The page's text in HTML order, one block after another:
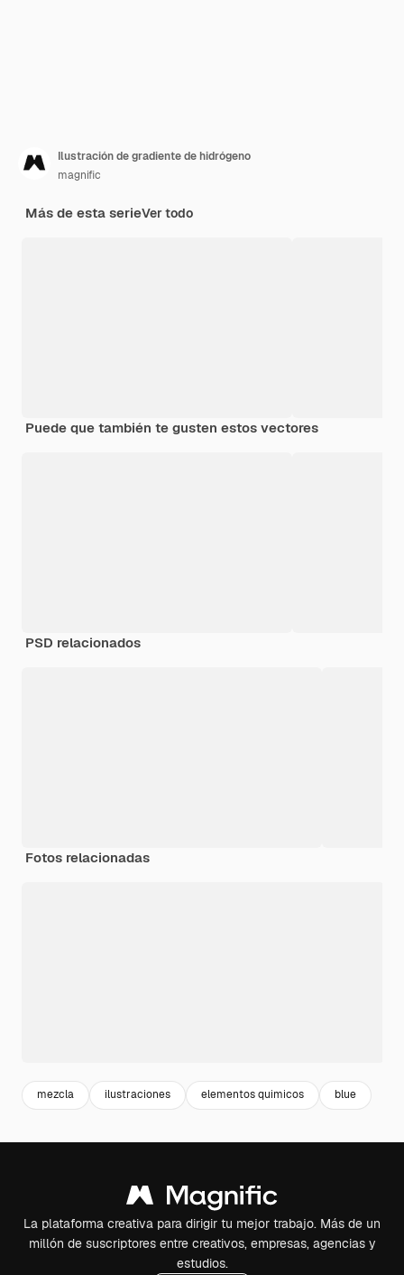
Ilustración de gradiente de hidrógeno
magnific
Más de esta serieVer todo
Puede que también te gusten estos vectores
PSD relacionados
Fotos relacionadas
mezcla ilustraciones elementos quimicos blue
La plataforma creativa para dirigir tu mejor trabajo. Más de un
millón de suscriptores entre creativos, empresas, agencias y
estudios.